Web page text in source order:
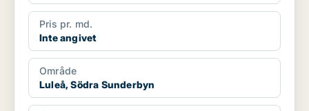
Pris pr. md.
Inte angivet
Område
Luleå, Södra Sunderbyn